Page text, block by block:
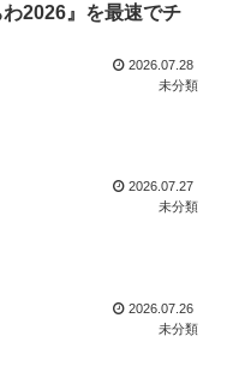
2026』を最速でチ
2026.07.28
未分類
2026.07.27
未分類
2026.07.26
未分類